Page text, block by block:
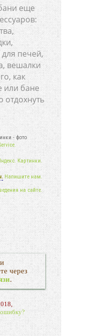
еще
печей,
вешалки
как
или бане
- фото
Картинки.
Напишите нам.
на сайте.
через
.